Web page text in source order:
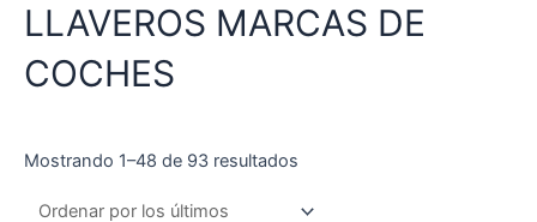
LLAVEROS MARCAS DE
COCHES
Mostrando 1–48 de 93 resultados
últimos